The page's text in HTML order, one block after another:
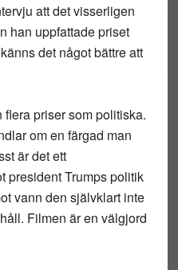
att det visserligen
han uppfattade priset
det något bättre att
priser som politiska.
om en färgad man
är det ett
president Trumps politik
vann den självklart inte
Filmen är en välgjord